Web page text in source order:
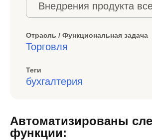
Внедрения продукта
Отрасль / Функциональная задача
Торговля
Теги
бухгалтерия
Автоматизированы
функции: